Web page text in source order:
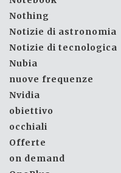
Nothing
Notizie di astronomia
Notizie di tecnologica
Nubia
nuove frequenze
Nvidia
obiettivo
occhiali
Offerte
on demand